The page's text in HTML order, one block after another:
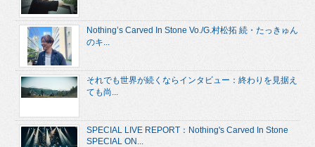
Nothing’s Carved In Stone Vo./G.村松拓 続・たっきゅん
のキ...
それでも世界が続くならインタビュー：終わりを見据え
ても尚...
SPECIAL LIVE REPORT：Nothing's Carved In Stone
SPECIAL ON...